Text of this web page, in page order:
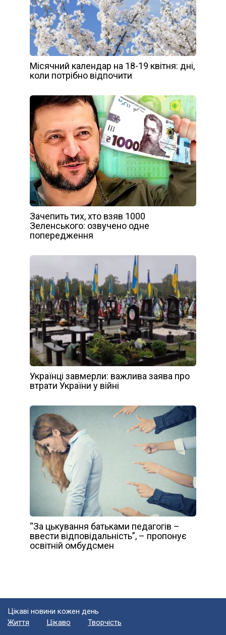
Місячний календар на 18-19 квітня: дні,
коли потрібно відпочити
Зачепить тих, хто взяв 1000
Зеленського: озвучено одне
попередження
Українці завмерли: важлива заява про
втрати України у війні
“За цькування батьками педагогів –
ввести відповідальність”, – пропонує
освітній омбудсмен
Цікаві новини кожен день
Життя
Цікаво Творчість